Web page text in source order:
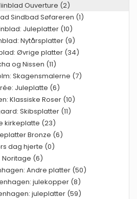
Ouverture (2)
Sindbad Søfareren (1)
Juleplatter (10)
Nytårsplatter (9)
Øvrige platter (34)
og Nissen (11)
Skagensmalerne (7)
Juleplatte (6)
Klassiske Roser (10)
Skibsplatter (11)
kirkeplatte (23)
Bronze (6)
dag hjerte (0)
Noritage (6)
Andre platter (50)
julekopper (8)
juleplatter (59)